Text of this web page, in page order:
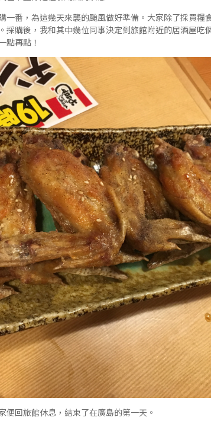
一番，為這幾天來襲的颱風做好準備。大家除了採買糧
採購後，我和其中幾位同事決定到旅館附近的居酒屋吃
點再點！
回旅館休息，結束了在廣島的第一天。